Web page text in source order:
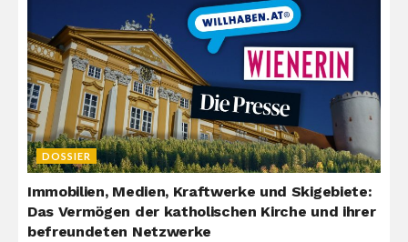
DOSSIER
Immobilien, Medien, Kraftwerke und Skigebiete:
Das Vermögen der katholischen Kirche und ihrer
befreundeten Netzwerke